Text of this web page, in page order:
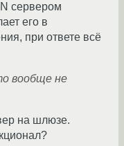
сервером
его в
при ответе всё
вообще не
на шлюзе.